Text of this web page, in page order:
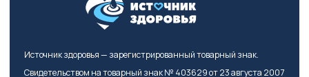
Источник здоровья — зарегистрированный товарный знак.
Свидетельством на товарный знак № 403629 от 23 августа 2007